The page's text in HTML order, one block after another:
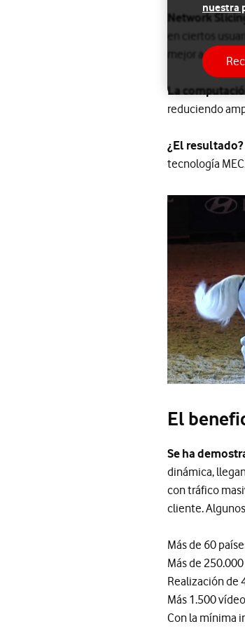
Network
en ciertos
mejor a la del
La
reduciendo
¿El resultado?
tecnología
El
Se ha
dinámica,
con tráfico
cliente.
Más de 60
Más de
Realización de
Más 1.500
Con la mínima
nuestra